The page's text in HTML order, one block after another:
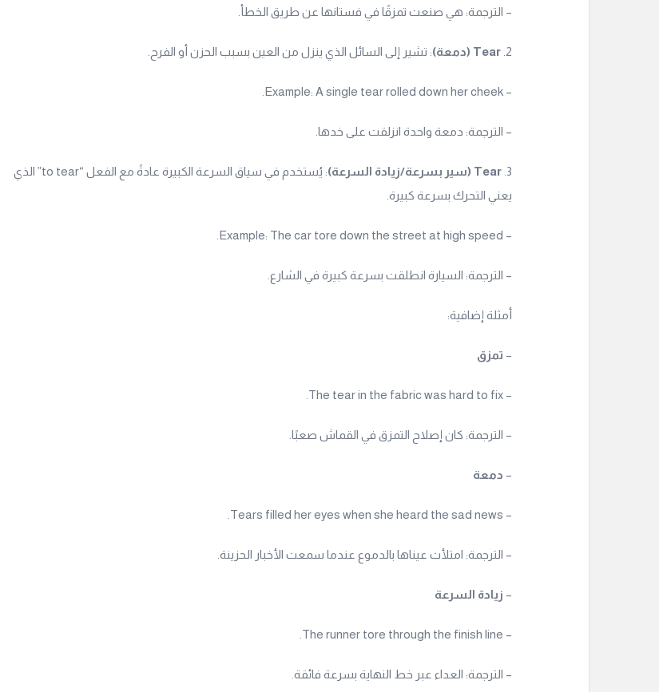
– الترجمة: هي صنعت تمزقًا في فستانها عن طريق الخطأ.
2. Tear (دمعة) : تشير إلى السائل الذي ينزل من العين بسبب الحزن أو الفرح.
– Example: A single tear rolled down her cheek.
– الترجمة: دمعة واحدة انزلقت على خدها.
3. Tear (سير بسرعة/زيادة السرعة)
: يُستخدم في سياق السرعة الكبيرة عادةً مع الفعل “to tear” الذي
يعني التحرك بسرعة كبيرة.
– Example: The car tore down the street at high speed.
– الترجمة: السيارة انطلقت بسرعة كبيرة في الشارع.
أمثلة إضافية:
– تمزق
– The tear in the fabric was hard to fix.
– الترجمة: كان إصلاح التمزق في القماش صعبًا.
– دمعة
– Tears filled her eyes when she heard the sad news.
– الترجمة: امتلأت عيناها بالدموع عندما سمعت الأخبار الحزينة.
– زيادة السرعة
– The runner tore through the finish line.
– الترجمة: العداء عبر خط النهاية بسرعة فائقة.